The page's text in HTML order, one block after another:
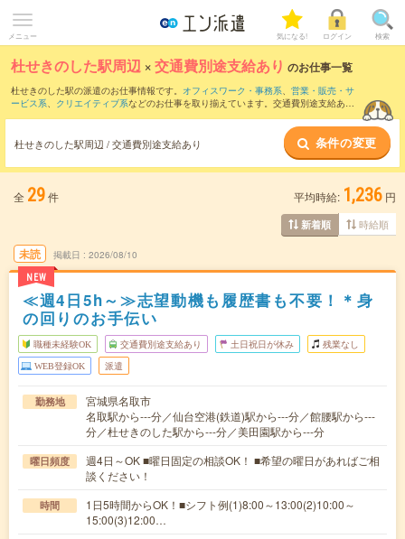
メニュー 気になる! ログイン 検索
杜せきのした駅周辺 ×交通費別途支給あり のお仕事一覧
杜せきのした駅の派遣のお仕事情報です。 オフィスワーク・事務系、 営業・販売・サ
ービス系、 クリエイティブ系などのお仕事を取り揃えています。交通費別途支給あり
杜せきのした駅周辺 / 交通費別途支給あり 条件の変更
全 29件 平均時給: 1,236 円
新着順 時給順
未読
NEW
掲載日 2026/08/10
≪週4日5h～≫志望動機も履歴書も不要！＊身
の回りのお手伝い
職種未経験OK 交通費別途支給あり 土日祝日が休み 残業なし
WEB登録OK 派遣
勤務地
宮城県名取市
名取駅から---分／仙台空港(鉄道)駅から---分／館腰駅から---
分／杜せきのした駅から---分／美田園駅から---分
曜日頻度
週4日～OK ■曜日固定の相談OK！ ■希望の曜日があればご相
談ください！
時間
1日5時間からOK！■シフト例(1)8:00～13:00(2)10:00～
15:00(3)12:00…